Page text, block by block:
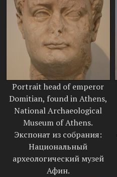
Portrait head of emperor
Domitian, found in Athens,
National Archaeological
Museum of Athens.
Экспонат из собрания:
Национальный
археологический музей
Афин.